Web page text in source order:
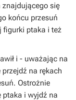
znajdującego się
końcu przesuń
figurki ptaka i też
i - uważając na
na rękach
Ostrożnie
ptaka i wyjdź na